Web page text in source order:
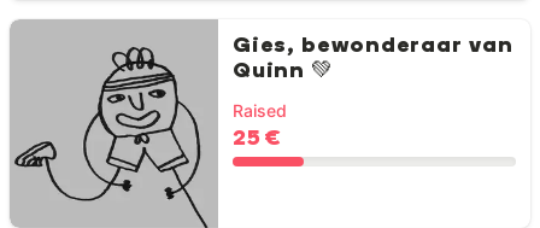
Gies, bewonderaar van
Quinn 💚
Raised
25 €